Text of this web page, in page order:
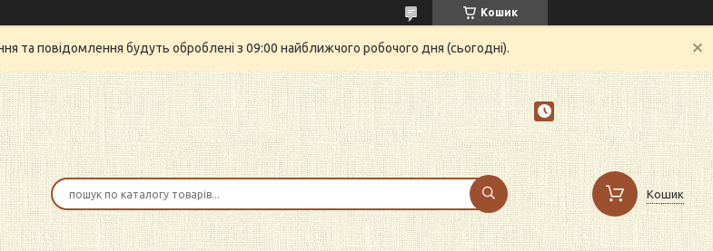
Кошик
та повідомлення будуть оброблені з 09:00 найближчого робочого дня (сьогодні).
Кошик